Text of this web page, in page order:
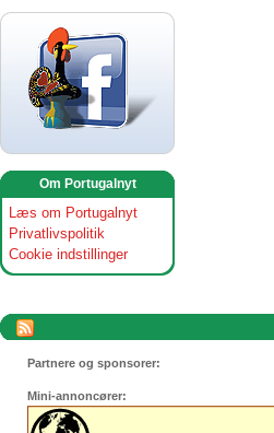
Om Portugalnyt
Læs om Portugalnyt
Privatlivspolitik
Cookie indstillinger
Partnere og sponsorer:
Mini-annoncører: